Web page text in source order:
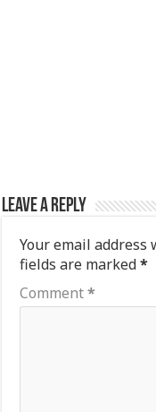
Leave a Reply
Your email
fields are marked*
Comment*